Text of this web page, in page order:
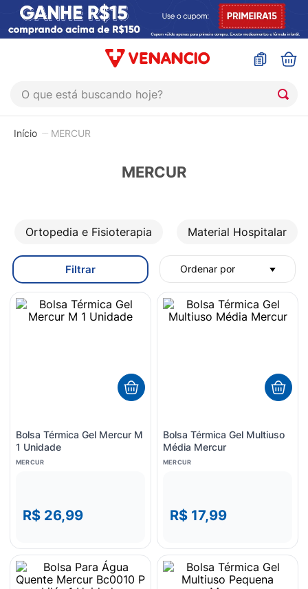
O que está buscando hoje?
MERCUR
MERCUR
Ortopedia e Fisioterapia Material Hospitalar
Filtrar Ordenar por
Bolsa Térmica Gel Mercur M
1 Unidade
MERCUR
R$ 26,99
Bolsa Térmica Gel Multiuso
Média Mercur
MERCUR
R$ 17,99
coristina
5 º
admuc
fly gotas
7º
sabonete liquido
8º
esmalte